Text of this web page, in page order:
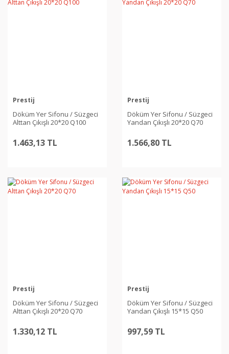
Prestij
Döküm Yer Sifonu / Süzgeci
Alttan Çıkışlı 20*20 Q100
1.463,13 TL
Prestij
Döküm Yer Sifonu / Süzgeci
Yandan Çıkışlı 20*20 Q70
1.566,80 TL
Prestij
Döküm Yer Sifonu / Süzgeci
Alttan Çıkışlı 20*20 Q70
1.330,12 TL
Prestij
Döküm Yer Sifonu / Süzgeci
Yandan Çıkışlı 15*15 Q50
997,59 TL